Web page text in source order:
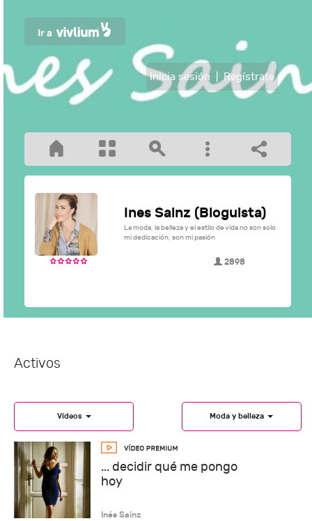
Inicia sesión Regístrate
Ines Sainz (Bloguista)
La moda, la belleza y el estilo de vida no son solo
mi dedicación, son mi pasión
2898
Activos
Vídeos Moda y belleza
... decidir qué me pongo
hoy
Inés Sainz